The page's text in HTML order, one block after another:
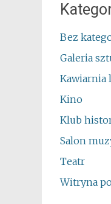
Bez
Galeria
Kawiarnia
Kino
Klub
Salon
Teatr
Witryna